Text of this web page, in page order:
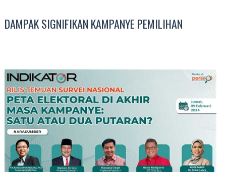
DAMPAK SIGNIFIKAN KAMPANYE PEMILIHAN